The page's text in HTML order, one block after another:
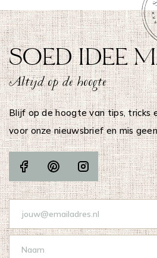
SOED IDEE
Altijd op de hoogte
Blijf op de hoogte van tips, tricks
voor onze nieuwsbrief en mis